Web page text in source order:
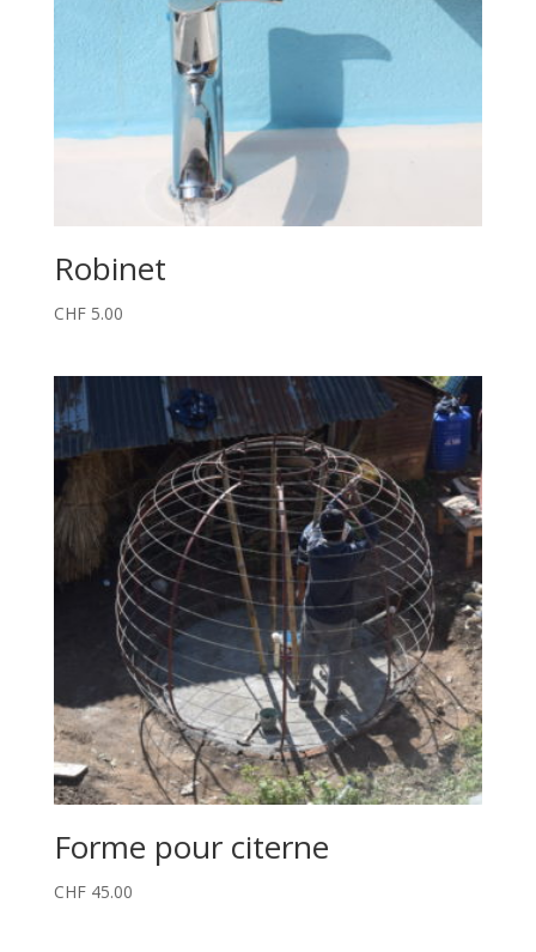
Robinet
CHF5.00
Forme pour citerne
CHF45.00